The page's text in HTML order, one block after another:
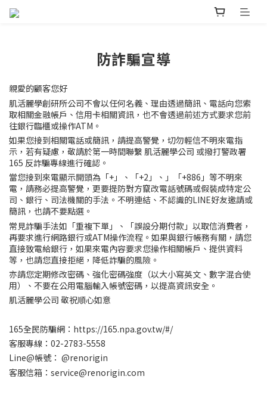
防詐騙宣導
親愛的顧客您好
肌活麗學創研所公司不會以任何名義、理由透過簡訊、電話向您索
取相關金融帳戶、信用卡相關資訊，也不會透過前述方式要求您前
往銀行臨櫃或操作ATM。
如果您接到相關電話或簡訊，請提高警覺，切勿輕信不明來電指
示，若有疑慮，敬請於第一時間聯繫 肌活麗學公司 或撥打警政署
165 反詐騙專線進行確認。
當您接到來電顯示開頭為「+」、「+2」、」「+886」等不明來
電，請務必提高警覺，更要提防對方竄改電話號碼或假裝成特定公
司、銀行、司法機關的手法。不明連結、不認識的LINE好友邀請或
簡訊，也請不要點選。
常見詐騙手法如「重複下單」、「誤設分期付款」以取信消費者，
再要求進行網路銀行或ATM操作流程。如果與銀行帳務有關，請您
直接致電給銀行，如果來電內容要求您操作相關帳戶、提供資料
等，也請您直接拒絕，降低詐騙的風險。
亦請您定期修改密碼、強化密碼強度（以大小寫英文、數字混合使
用）、不要在公用電腦輸入帳號密碼，以提高資訊安全。
肌活麗學公司 敬祝順心如意
165全民防騙網： https://165.npa.gov.tw/#/
客服專線：02-2783-5558
Line@帳號： @renorigin
客服信箱：service@renorigin.com